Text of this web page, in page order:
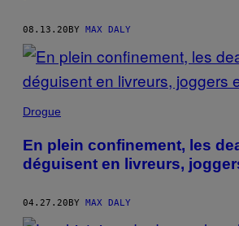
08.13.20BY MAX DALY
Drogue
En plein confinement, les
déguisent en livreurs,
04.27.20BY MAX DALY